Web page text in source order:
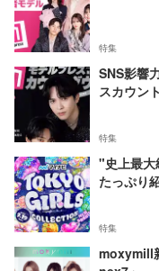
特集
SNS影響
スカウン
特集
"史上最大
たっぷり
特集
moxymill